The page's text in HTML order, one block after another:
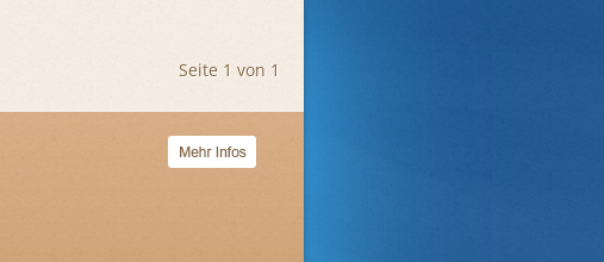
Seite 1 von 1